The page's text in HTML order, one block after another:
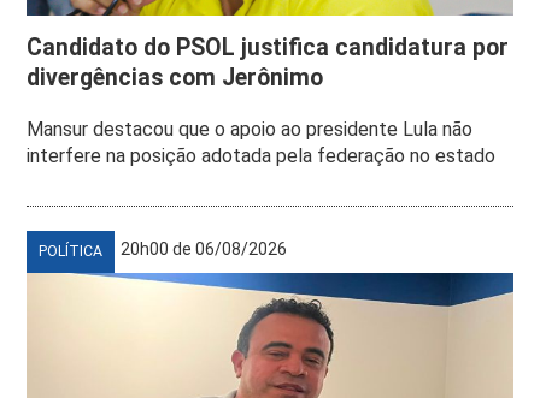
Candidato do PSOL justifica candidatura por
divergências com Jerônimo
Mansur destacou que o apoio ao presidente Lula não
interfere na posição adotada pela federação no estado
POLÍTICA 20h00 de 06/08/2026